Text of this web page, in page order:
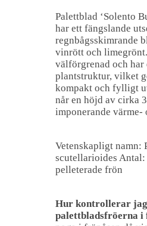
Palettblad ‘Solento
har ett fängslande
regnbågsskimrande
vinrött och
välförgrenad och har
plantstruktur, vilket
kompakt och fylligt
når en höjd av cirka
imponerande värme-
Vetenskapligt namn:
scutellarioides Antal:
pelleterade frön
Hur kontrollerar jag
palettbladsfröerna i